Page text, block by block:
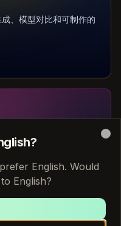
、模型对比和可制作的
模型对比和可制作的歌
English. Would
English?